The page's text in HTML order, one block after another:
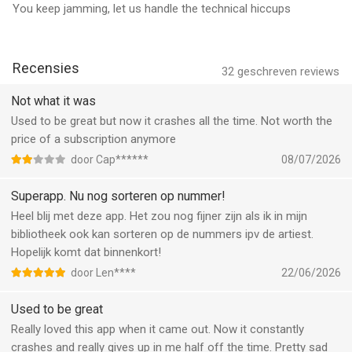
abonnement uitzetten in je iTunes account instellingen.
Punk Rock Karaoke Band"
- Greg Hetson, Gitarist - Bad Religion, The Circle Jerks, Punk
Rock Karaoke
Chordify een video en het rekent de akkoorden uit om mee te
spelen."
- Olivier, gebruiker
"Chordify is de beste uitvinding sinds iemand bedacht om melk
- Stefan, gebruiker
OVER Chordify
You keep jamming, let us handle the technical hiccups
32 geschreven reviews
Recensies
Not what it was
Used to be great but now it crashes all the time. Not worth the
price of a subscription anymore
door Cap****** 08/07/2026
Superapp. Nu nog sorteren op nummer!
Heel blij met deze app. Het zou nog fijner zijn als ik in mijn
bibliotheek ook kan sorteren op de nummers ipv de artiest.
Hopelijk komt dat binnenkort!
door Len**** 22/06/2026
Used to be great
Really loved this app when it came out. Now it constantly
crashes and really gives up in me half off the time. Pretty sad